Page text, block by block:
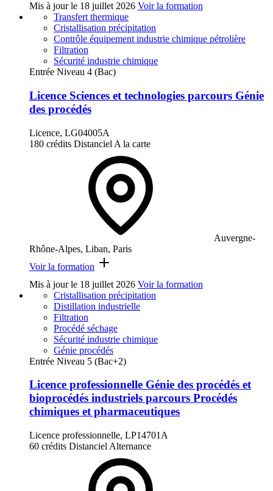
Mis à jour le 18 juillet 2026 Voir la formation
Transfert thermique
Cristallisation précipitation
Contrôle équipement industrie chimique pétrolière
Filtration
Sécurité industrie chimique
Entrée Niveau 4 (Bac)
Licence Sciences et technologies parcours Génie
des procédés
Licence, LG04005A
180 crédits Distanciel A la carte
Auvergne-
Rhône-Alpes, Liban, Paris
Voir la formation
Mis à jour le 18 juillet 2026 Voir la formation
Cristallisation précipitation
Distillation industrielle
Filtration
Procédé séchage
Sécurité industrie chimique
Génie procédés
Entrée Niveau 5 (Bac+2)
Licence professionnelle Génie des procédés et
bioprocédés industriels parcours Procédés
chimiques et pharmaceutiques
Licence professionnelle, LP14701A
60 crédits Distanciel Alternance